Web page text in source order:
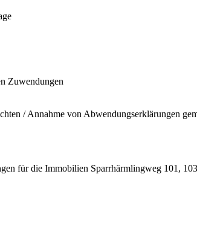
Zuwendungen
/ Annahme von Abwendungserklärungen
für die Immobilien Sparrhärmlingweg 101,